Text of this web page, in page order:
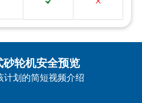
砂轮机安全预览
计划的简短视频介绍